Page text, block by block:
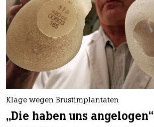
Klage wegen Brustimplantaten
„Die haben uns angelogen“